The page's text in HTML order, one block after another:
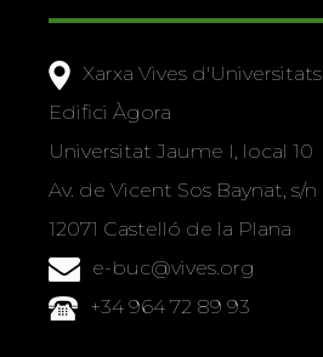
Xarxa Vives d'Universitats
Edifici Àgora
Universitat Jaume I, local 10
Av. de Vicent Sos Baynat, s/n
12071 Castelló de la Plana
e-buc@vives.org
+34 964 72 89 93